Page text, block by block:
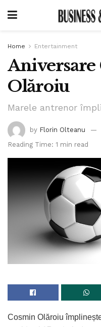
Home Entertainment
Olăroiu
Marele antrenor
by Florin Olteanu
Reading Time: 1 min read
Cosmin Olăroiu